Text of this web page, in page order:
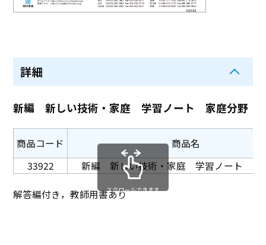
詳細
新編 新しい技術・家庭 学習ノート 家庭分野
商品コード
商品名
33922
新編 新しい技術・家庭 学習ノート 家
解答編付き，教師用書ありスクロールできます